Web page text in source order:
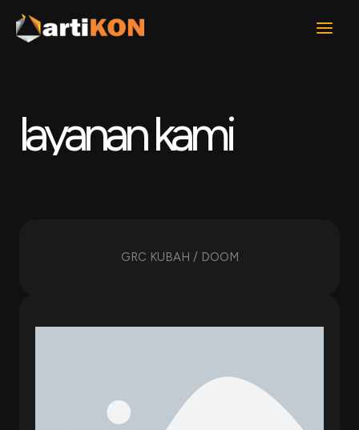
konten
layanan kami
GRC KUBAH / DOOM